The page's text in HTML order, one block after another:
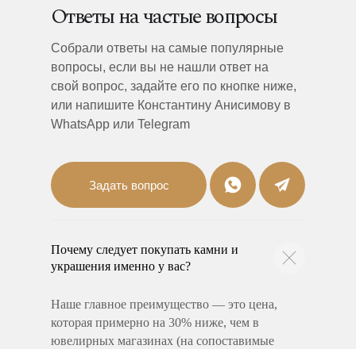
Ответы на частые вопросы
Собрали ответы на самые популярные
вопросы, если вы не нашли ответ на
свой вопрос, задайте его по кнопке ниже,
или напишите Константину Анисимову в
WhatsApp или Telegram
Задать вопрос
Почему следует покупать камни и
украшения именно у вас?
Наше главное преимущество — это цена,
которая примерно на 30% ниже, чем в
ювелирных магазинах (на сопоставимые